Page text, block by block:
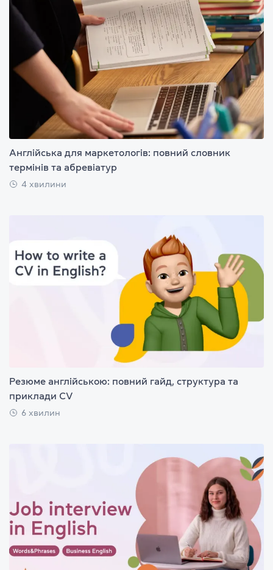
Англійська для маркетологів: повний словник
термінів та абревіатур
4 хвилини
Резюме англійською: повний гайд, структура та
приклади CV
6 хвилин